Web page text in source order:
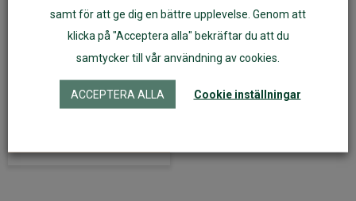
Färg- och
formsorteringsbräda
189kr
samt för att ge dig en bättre upplevelse. Genom att
klicka på "Acceptera alla" bekräftar du att du
samtycker till vår användning av cookies.
ACCEPTERA ALLA Cookie inställningar